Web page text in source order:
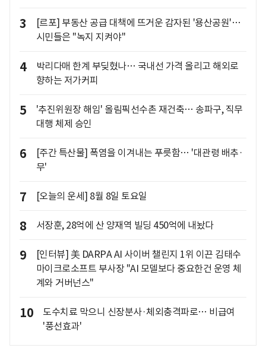
3
[르포] 부동산 공급 대책에 뜨거운 감자된 '용산공원'…
시민들은 "녹지 지켜야"
4
박리다매 한계 부딪혔나… 국내선 가격 올리고 해외로
향하는 저가커피
5
'추진위원장 해임' 올림픽선수촌 재건축… 송파구, 직무
대행 체제 승인
6
[주간 특산물] 폭염을 이겨내는 푸릇함… '대관령 배추·
무'
7 [오늘의 운세] 8월 8일 토요일
8 서장훈, 28억에 산 양재역 빌딩 450억에 내놨다
9
[인터뷰] 美 DARPA AI 사이버 챌린지 1위 이끈 김태수
마이크로소프트 부사장 "AI 모델보다 중요한건 운영 체
계와 거버넌스"
10
도수치료 막으니 신장분사·체외충격파로… 비급여
'풍선효과'